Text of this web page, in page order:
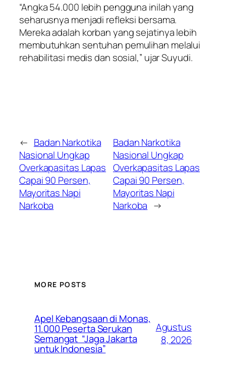
“Angka 54.000 lebih pengguna inilah yang
seharusnya menjadi refleksi bersama.
Mereka adalah korban yang sejatinya lebih
membutuhkan sentuhan pemulihan melalui
rehabilitasi medis dan sosial,” ujar Suyudi.
← Badan Narkotika
Nasional Ungkap
Overkapasitas Lapas
Capai 90 Persen,
Mayoritas Napi
Narkoba
Badan Narkotika
Nasional Ungkap
Overkapasitas Lapas
Capai 90 Persen,
Mayoritas Napi
Narkoba →
MORE POSTS
Apel Kebangsaan di Monas,
11.000 Peserta Serukan
Semangat “Jaga Jakarta
untuk Indonesia”
Agustus
8, 2026